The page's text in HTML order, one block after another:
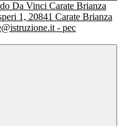
1, 20841 Carate Brianza
- pec